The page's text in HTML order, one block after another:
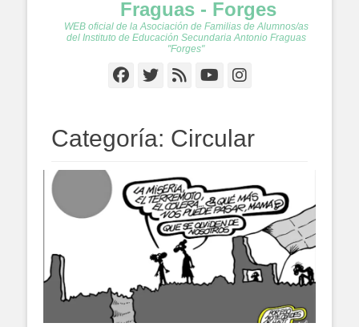
Fraguas - Forges
WEB oficial de la Asociación de Familias de Alumnos/as
del Instituto de Educación Secundaria Antonio Fraguas
"Forges"
Facebook
Twitter
FeedYouTube
Instagram
Categoría: Circular